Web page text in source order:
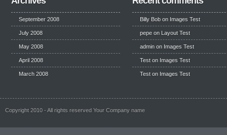
September 2008
July 2008
May 2008
April 2008
March 2008
Billy Bob on Images Test
pepe on Layout Test
admin on Images Test
Test on Images Test
Test on Images Test
Copyright 2010 - All rights reserved Your Company name